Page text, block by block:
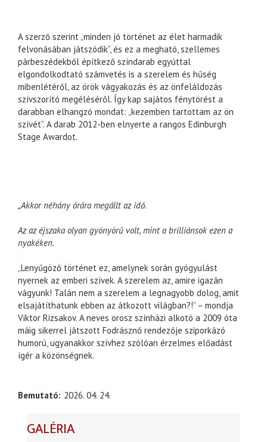
A szerző szerint „minden jó történet az élet harmadik
felvonásában játszódik”, és ez a megható, szellemes
párbeszédekből építkező színdarab egyúttal
elgondolkodtató számvetés is a szerelem és hűség
mibenlétéről, az örök vágyakozás és az önfeláldozás
szívszorító megéléséről. Így kap sajátos fénytörést a
darabban elhangzó mondat: „kezemben tartottam az ön
szívét”. A darab 2012-ben elnyerte a rangos Edinburgh
Stage Awardot.
„Akkor néhány órára megállt az idő.
Az az éjszaka olyan gyönyörű volt, mint a brilliánsok ezen a
nyakéken.
„Lenyűgöző történet ez, amelynek során gyógyulást
nyernek az emberi szívek. A szerelem az, amire igazán
vágyunk! Talán nem a szerelem a legnagyobb dolog, amit
elsajátíthatunk ebben az átkozott világban?!” – mondja
Viktor Rizsakov. A neves orosz színházi alkotó a 2009 óta
máig sikerrel játszott Fodrásznő rendezője sziporkázó
humorú, ugyanakkor szívhez szólóan érzelmes előadást
ígér a közönségnek.
Bemutató 2026. 04. 24.
GALÉRIA